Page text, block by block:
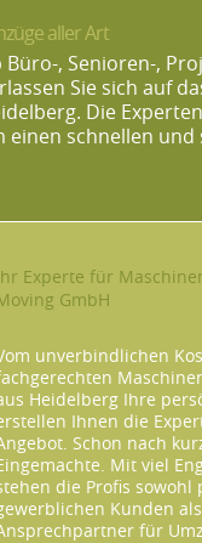
aller Art
Büro-, Senioren-,
Sie sich auf
Die
einen schnellen
Experte für
GmbH
unverbindlichen
Heidelberg Ihre
Ihnen die
Schon nach
Mit viel
die Profis sowohl
Kunden
für